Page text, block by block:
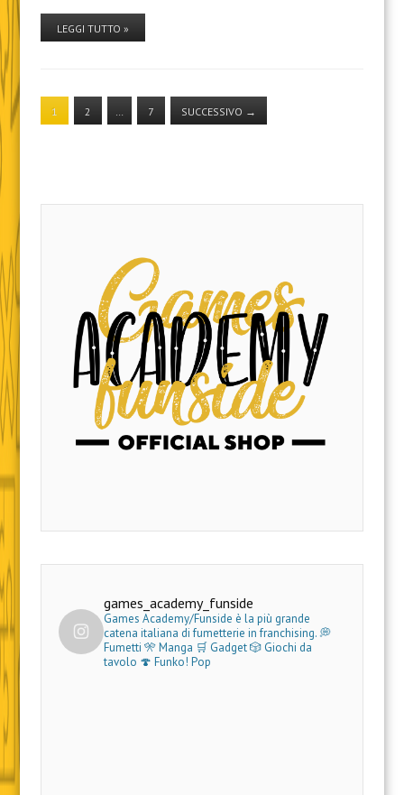
LEGGI TUTTO »
1 2 7 SUCCESSIVO →
games_academy_funside
Games Academy/Funside è la più grande
catena italiana di fumetterie in franchising.💭
Fumetti 🎌 Manga 🛒 Gadget🎲 Giochi da
tavolo 🍄 Funko! Pop